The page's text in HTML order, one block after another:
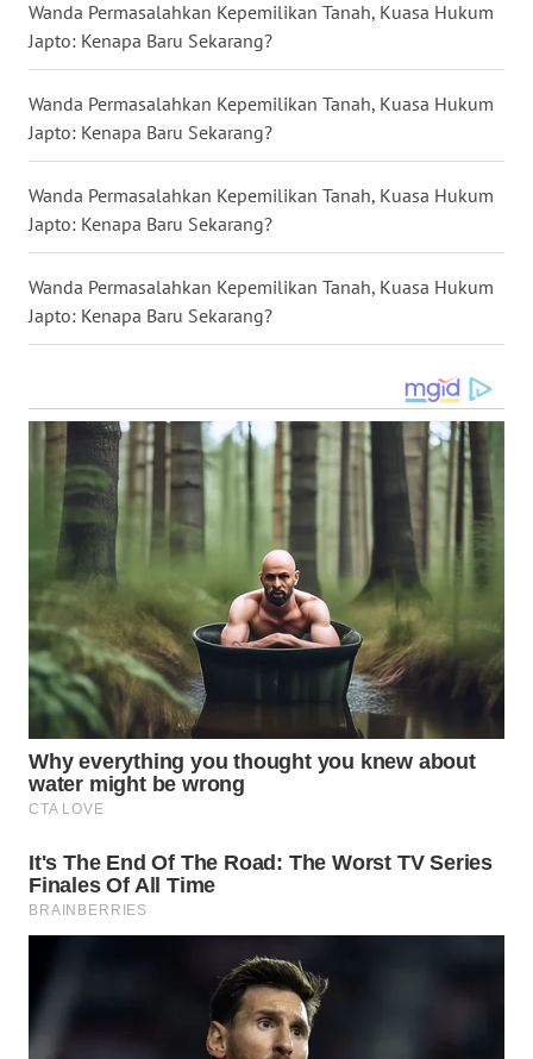
Wanda Permasalahkan Kepemilikan Tanah, Kuasa Hukum
Japto: Kenapa Baru Sekarang?
Wanda Permasalahkan Kepemilikan Tanah, Kuasa Hukum
Japto: Kenapa Baru Sekarang?
Wanda Permasalahkan Kepemilikan Tanah, Kuasa Hukum
Japto: Kenapa Baru Sekarang?
Wanda Permasalahkan Kepemilikan Tanah, Kuasa Hukum
Japto: Kenapa Baru Sekarang?
WN
KALTARA
WN
KALSEL
WN
KALTIM
WN
SULSEL
WN
GORONTALO
WN
SULUT
WN
MALUKU
WN
MALUT
WN
DAIRI
DANAU
TOBA